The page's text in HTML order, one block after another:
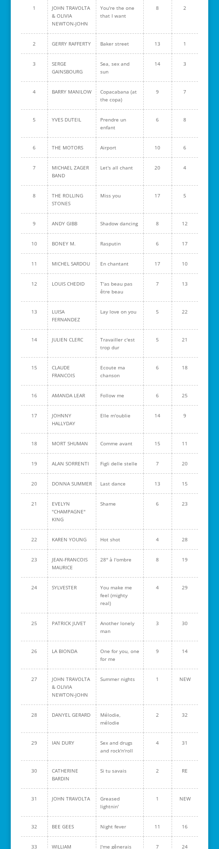
1
JOHN TRAVOLTA
& OLIVIA
NEWTON-JOHN
You're the one
that I want
8 2
2 GERRY RAFFERTY Baker street 13 1
3
SERGE
GAINSBOURG
Sea, sex and
sun
14 3
4 BARRY MANILOW
Copacabana (at
the copa)
9 7
5 YVES DUTEIL
Prendre un
enfant
6 8
6 THE MOTORS Airport 10 6
7
MICHAEL ZAGER
BAND
Let's all chant 20 4
8
THE ROLLING
STONES
Miss you 17 5
9 ANDY GIBB Shadow dancing 8 12
10 BONEY M. Rasputin 6 17
11 MICHEL SARDOU En chantant 17 10
12 LOUIS CHEDID
T'as beau pas
être beau
7 13
13
LUISA
FERNANDEZ
Lay love on you 5 22
14 JULIEN CLERC
Travailler c'est
trop dur
5 21
15
CLAUDE
FRANCOIS
Ecoute ma
chanson
6 18
16 AMANDA LEAR Follow me 6 25
17
JOHNNY
HALLYDAY
Elle m'oublie 14 9
18 MORT SHUMAN Comme avant 15 11
19 ALAN SORRENTI Figli delle stelle 7 20
20 DONNA SUMMER Last dance 13 15
21
EVELYN
"CHAMPAGNE"
KING
Shame 6 23
22 KAREN YOUNG Hot shot 4 28
23
JEAN-FRANCOIS
MAURICE
28° à l'ombre 8 19
24 SYLVESTER
You make me
feel (mighty
real)
4 29
25 PATRICK JUVET
Another lonely
man
3 30
26 LA BIONDA
One for you, one
for me
9 14
27
JOHN TRAVOLTA
& OLIVIA
NEWTON-JOHN
Summer nights 1 NEW
28 DANYEL GERARD
Mélodie,
mélodie
2 32
29 IAN DURY
Sex and drugs
and rock'n'roll
4 31
30
CATHERINE
BARDIN
Si tu savais 2 RE
31 JOHN TRAVOLTA
Greased
lightnin'
1 NEW
32 BEE GEES Night fever 11 16
33 WILLIAM J'me gênerais 7 24